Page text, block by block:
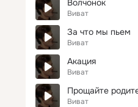
Волчонок
Виват
За что мы пьем
Виват
Акация
Виват
Прощайте
Виват